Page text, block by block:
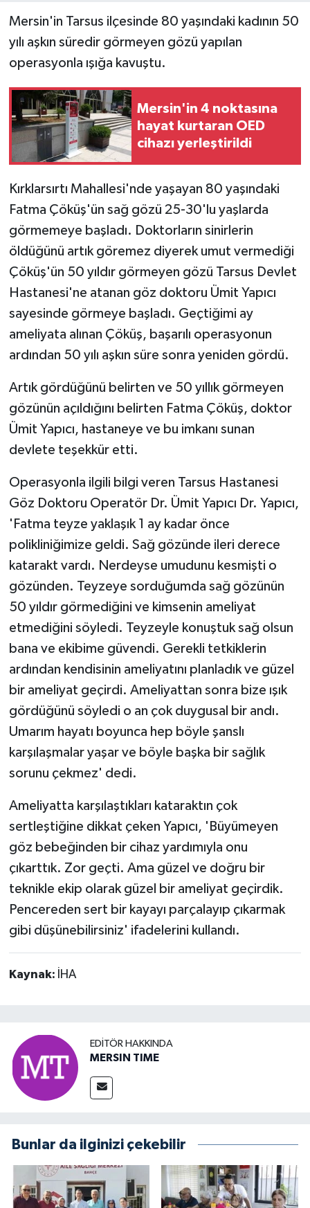
Mersin'in Tarsus ilçesinde 80 yaşındaki kadının 50
yılı aşkın süredir görmeyen gözü yapılan
operasyonla ışığa kavuştu.
Mersin'in 4 noktasına
hayat kurtaran OED
cihazı yerleştirildi
Kırklarsırtı Mahallesi'nde yaşayan 80 yaşındaki
Fatma Çöküş'ün sağ gözü 25-30'lu yaşlarda
görmemeye başladı. Doktorların sinirlerin
öldüğünü artık göremez diyerek umut vermediği
Çöküş'ün 50 yıldır görmeyen gözü Tarsus Devlet
Hastanesi'ne atanan göz doktoru Ümit Yapıcı
sayesinde görmeye başladı. Geçtiğimi ay
ameliyata alınan Çöküş, başarılı operasyonun
ardından 50 yılı aşkın süre sonra yeniden gördü.
Artık gördüğünü belirten ve 50 yıllık görmeyen
gözünün açıldığını belirten Fatma Çöküş, doktor
Ümit Yapıcı, hastaneye ve bu imkanı sunan
devlete teşekkür etti.
Operasyonla ilgili bilgi veren Tarsus Hastanesi
Göz Doktoru Operatör Dr. Ümit Yapıcı Dr. Yapıcı,
'Fatma teyze yaklaşık 1 ay kadar önce
polikliniğimize geldi. Sağ gözünde ileri derece
katarakt vardı. Nerdeyse umudunu kesmişti o
gözünden. Teyzeye sorduğumda sağ gözünün
50 yıldır görmediğini ve kimsenin ameliyat
etmediğini söyledi. Teyzeyle konuştuk sağ olsun
bana ve ekibime güvendi. Gerekli tetkiklerin
ardından kendisinin ameliyatını planladık ve güzel
bir ameliyat geçirdi. Ameliyattan sonra bize ışık
gördüğünü söyledi o an çok duygusal bir andı.
Umarım hayatı boyunca hep böyle şanslı
karşılaşmalar yaşar ve böyle başka bir sağlık
sorunu çekmez' dedi.
Ameliyatta karşılaştıkları kataraktın çok
sertleştiğine dikkat çeken Yapıcı, 'Büyümeyen
göz bebeğinden bir cihaz yardımıyla onu
çıkarttık. Zor geçti. Ama güzel ve doğru bir
teknikle ekip olarak güzel bir ameliyat geçirdik.
Pencereden sert bir kayayı parçalayıp çıkarmak
gibi düşünebilirsiniz' ifadelerini kullandı.
Kaynak: İHA
EDITÖR HAKKINDA
MERSIN TIME
Bunlar da ilginizi çekebilir